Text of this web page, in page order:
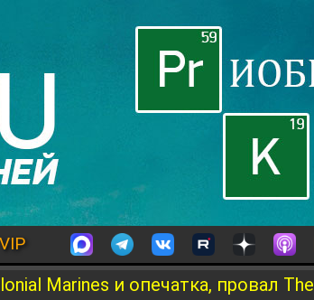
VIP
Marines и опечатка, провал The